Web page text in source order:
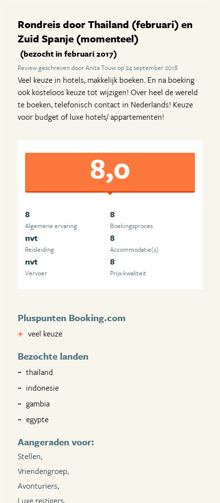
Rondreis door Thailand (februari) en
Zuid Spanje (momenteel)
(bezocht in februari 2017)
Review geschreven door Anita Touw op 24 september 2018
Veel keuze in hotels, makkelijk boeken. En na boeking
ook kosteloos keuze tot wijzigen! Over heel de wereld
te boeken, telefonisch contact in Nederlands! Keuze
voor budget of luxe hotels/ appartementen!
8,0
8
Algemene ervaring
8
Boekingsproces
nvt
Reisleiding
8
Accommodatie(s)
nvt
Vervoer
8
Prijs-kwaliteit
Pluspunten Booking.com
veel keuze
Bezochte landen
thailand
indonesie
gambia
egypte
Aangeraden voor:
Stellen,
Vriendengroep,
Avonturiers,
Luxe reizigers,